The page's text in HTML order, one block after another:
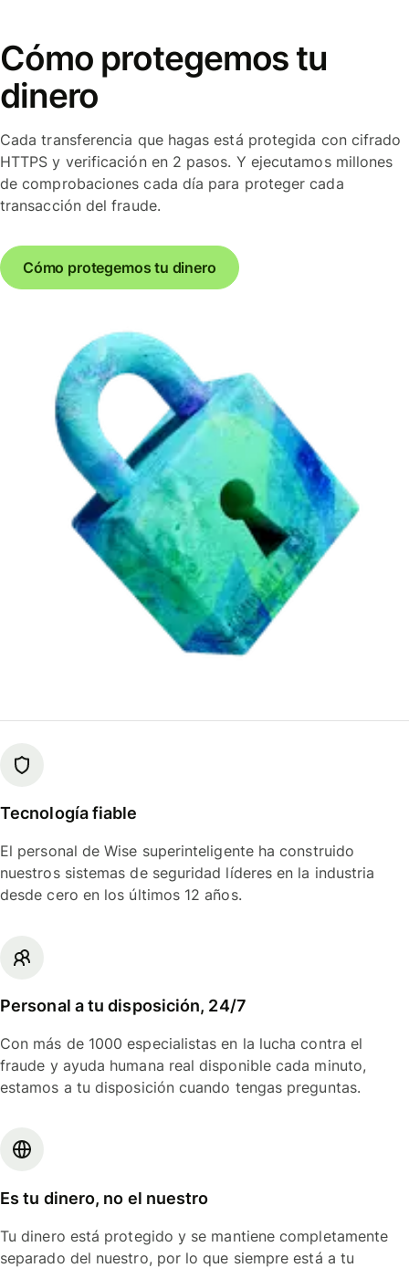
Cómo protegemos tu
dinero
Cada transferencia que hagas está protegida con cifrado
HTTPS y verificación en 2 pasos. Y ejecutamos millones
de comprobaciones cada día para proteger cada
transacción del fraude.
Cómo protegemos tu dinero
Tecnología fiable
El personal de Wise superinteligente ha construido
nuestros sistemas de seguridad líderes en la industria
desde cero en los últimos 12 años.
Personal a tu disposición, 24/7
Con más de 1000 especialistas en la lucha contra el
fraude y ayuda humana real disponible cada minuto,
estamos a tu disposición cuando tengas preguntas.
Es tu dinero, no el nuestro
Tu dinero está protegido y se mantiene completamente
separado del nuestro, por lo que siempre está a tu